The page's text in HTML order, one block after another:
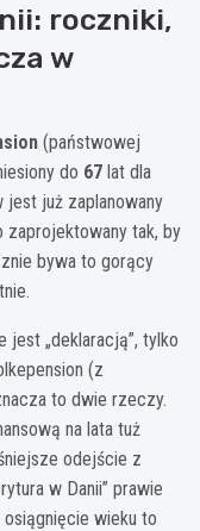
roczniki,
w
(państwowej
do 67 lat dla
jest już zaplanowany
zaprojektowany tak, by
bywa to gorący
jest „deklaracją”, tylko
(z
to dwie rzeczy.
na lata tuż
odejście z
w Danii” prawie
wieku to